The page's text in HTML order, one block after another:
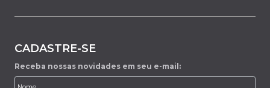
CADASTRE-SE
Receba nossas novidades em seu e-mail: